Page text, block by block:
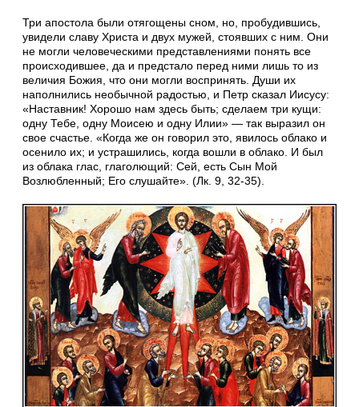
Три апостола были отягощены сном, но, пробудившись,
увидели славу Христа и двух мужей, стоявших с ним. Они
не могли человеческими представлениями понять все
происходившее, да и предстало перед ними лишь то из
величия Божия, что они могли воспринять. Души их
наполнились необычной радостью, и Петр сказал Иисусу:
«Наставник! Хорошо нам здесь быть; сделаем три кущи:
одну Тебе, одну Моисею и одну Илии» — так выразил он
свое счастье. «Когда же он говорил это, явилось облако и
осенило их; и устрашились, когда вошли в облако. И был
из облака глас, глаголющий: Сей, есть Сын Мой
Возлюбленный; Его слушайте». (Лк. 9, 32-35).